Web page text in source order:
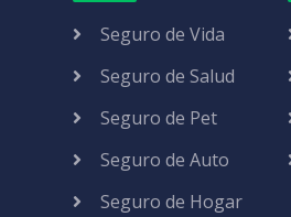
Seguro de Vida
Seguro de Salud
Seguro de Pet
Seguro de Auto
Seguro de Hogar